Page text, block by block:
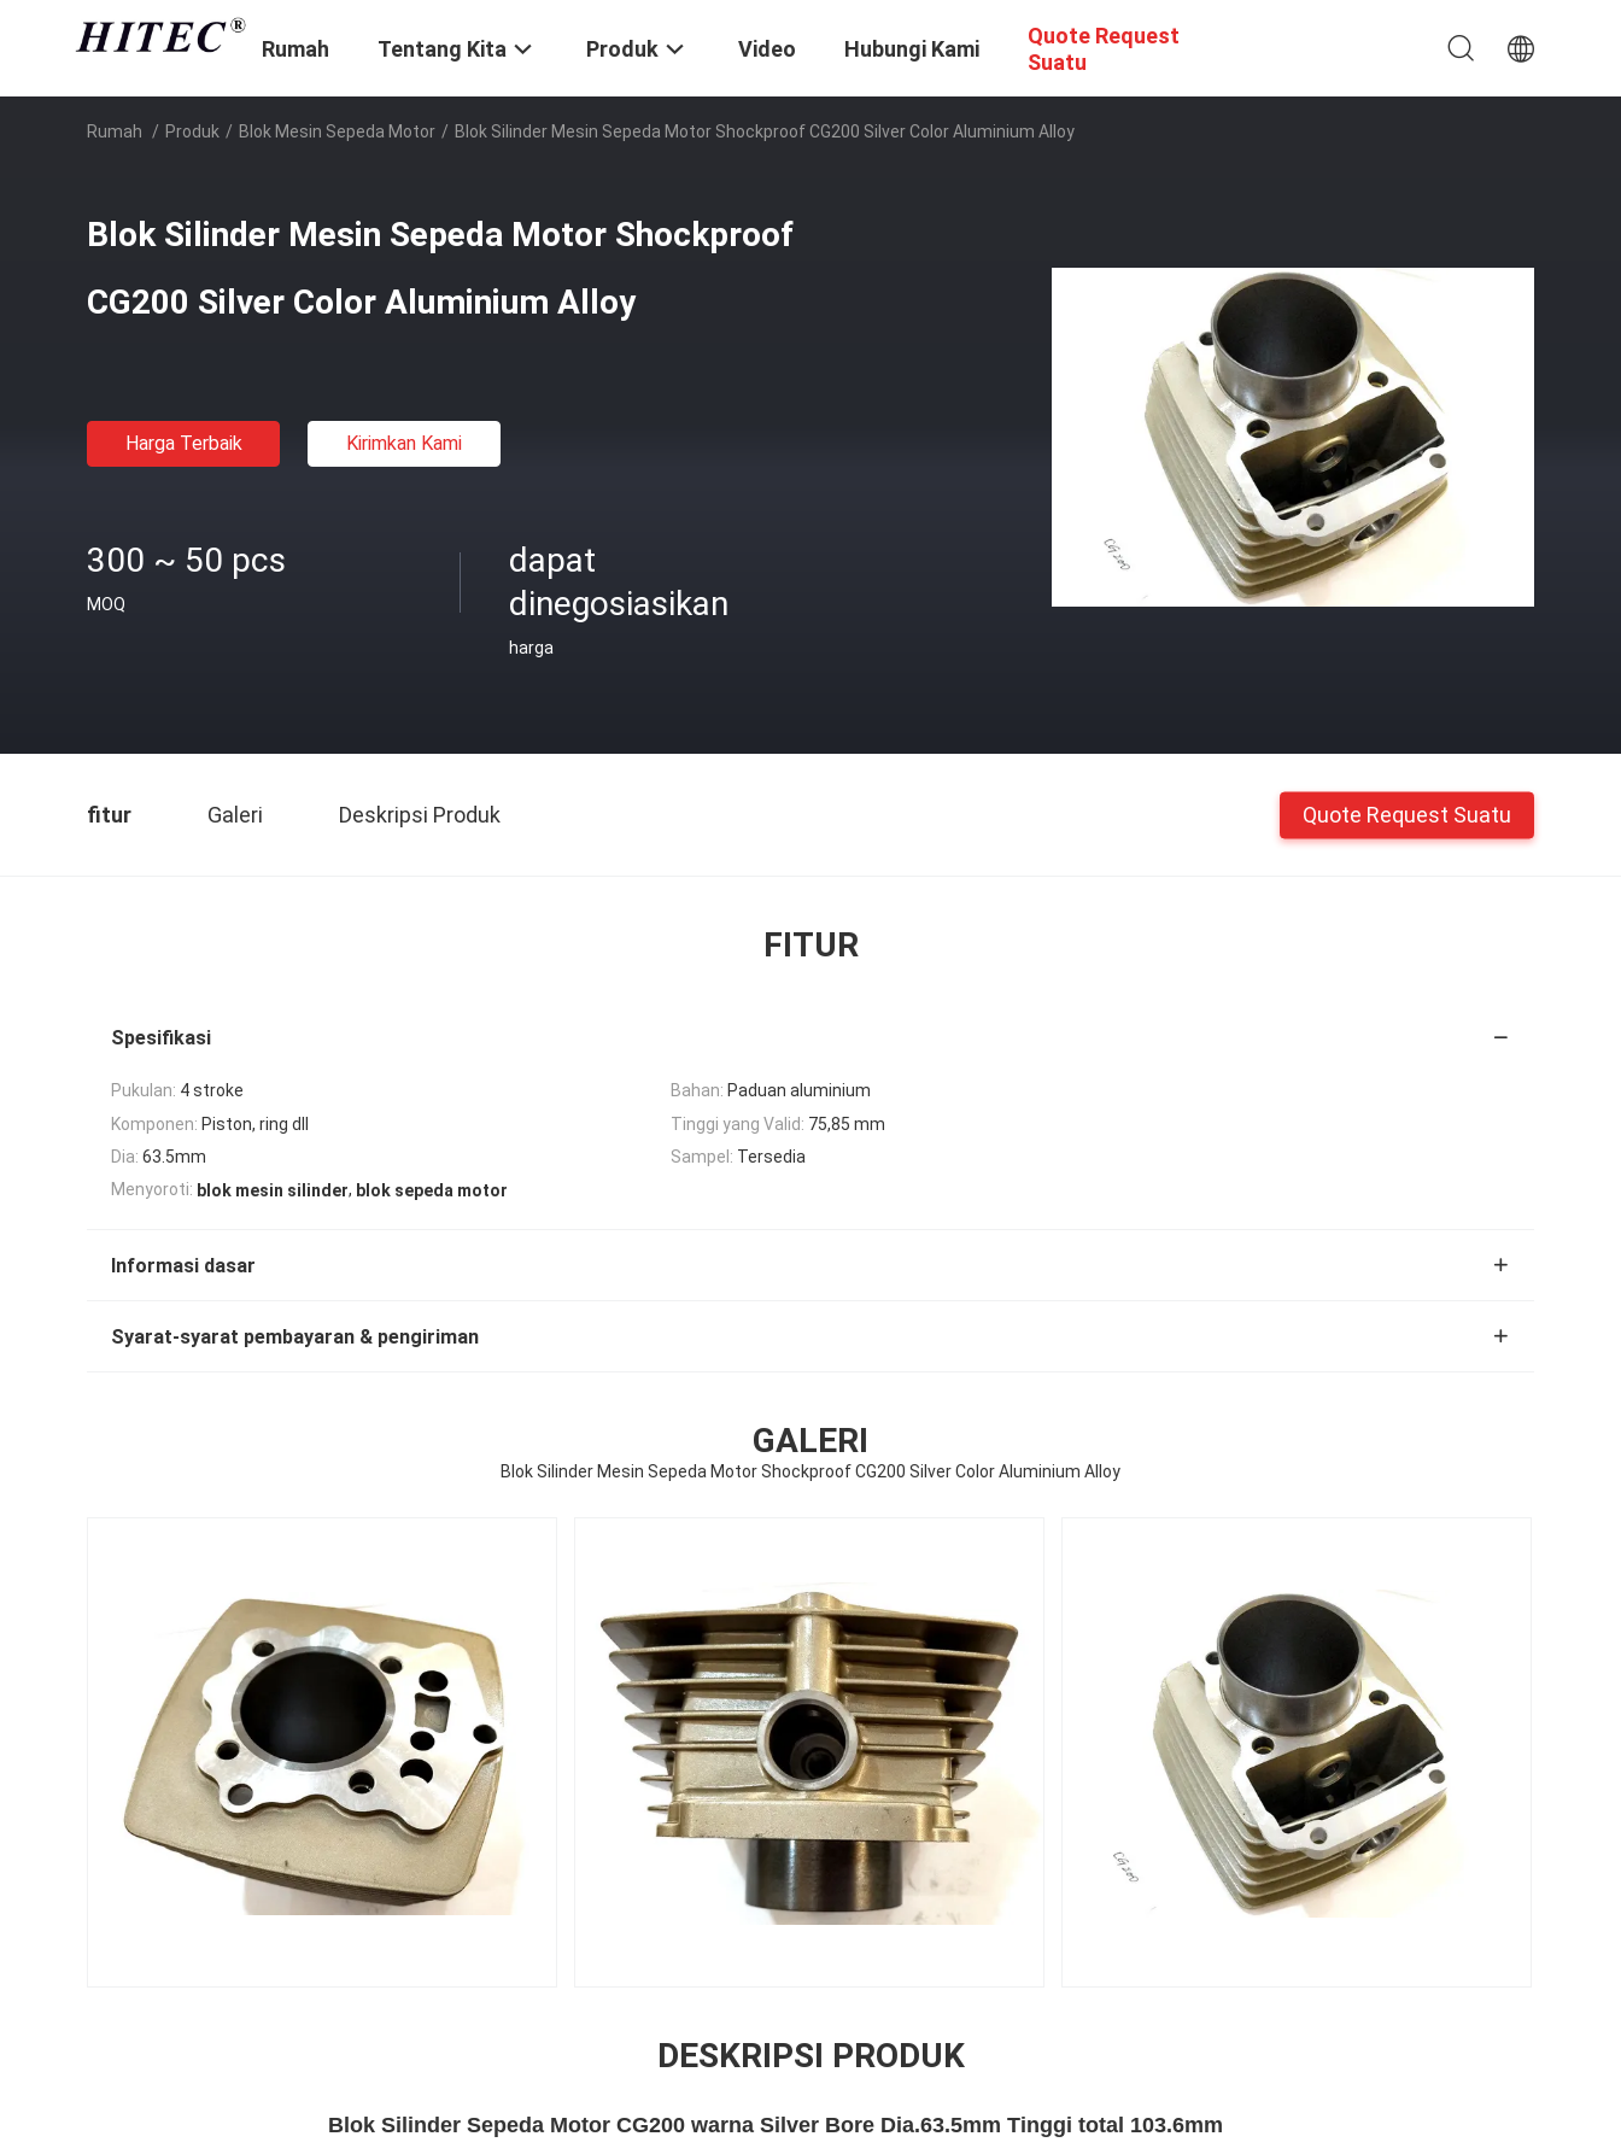
Rumah Tentang Kita Produk Video Hubungi Kami
Quote Request
Suatu
Rumah / Produk / Blok Mesin Sepeda Motor / Blok Silinder Mesin Sepeda Motor Shockproof CG200 Silver Color Aluminium Alloy
Blok Silinder Mesin Sepeda Motor Shockproof
CG200 Silver Color Aluminium Alloy
Harga Terbaik Kirimkan Kami
300 ~ 50 pcs
MOQ
dapat
dinegosiasikan
harga
fitur Galeri Deskripsi Produk Quote Request Suatu
FITUR
Spesifikasi
Pukulan: 4 stroke Bahan: Paduan aluminium
Komponen: Piston, ring dll Tinggi yang Valid: 75,85 mm
Dia: 63.5mm Sampel: Tersedia
Menyoroti: blok mesin silinder, blok sepeda motor
Informasi dasar
Syarat-syarat pembayaran & pengiriman
GALERI
Blok Silinder Mesin Sepeda Motor Shockproof CG200 Silver Color Aluminium Alloy
DESKRIPSI PRODUK
Blok Silinder Sepeda Motor CG200 warna Silver Bore Dia.63.5mm Tinggi total 103.6mm